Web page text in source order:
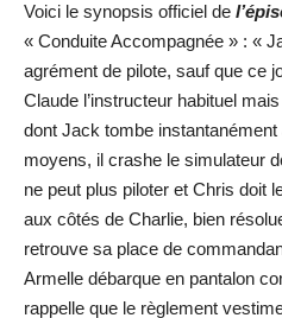
Voici le synopsis officiel de
« Conduite Accompagnée » : «
agrément de pilote, sauf que ce
Claude l’instructeur habituel
dont Jack tombe
moyens, il crashe le simulateur
ne peut plus piloter et Chris doit
aux côtés de Charlie, bien
retrouve sa place de
Armelle débarque en pantalon
rappelle que le règlement